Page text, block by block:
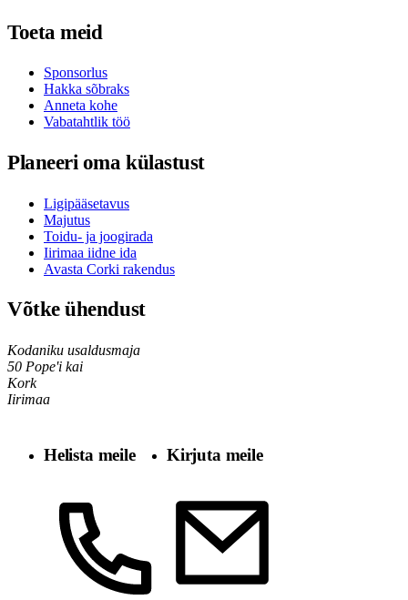
Toeta meid
Sponsorlus
Hakka sõbraks
Anneta kohe
Vabatahtlik töö
Planeeri oma külastust
Ligipääsetavus
Majutus
Toidu- ja joogirada
Iirimaa iidne ida
Avasta Corki rakendus
Võtke ühendust
Kodaniku usaldusmaja
50 Pope'i kai
Kork
Iirimaa
Helista meile Kirjuta meile